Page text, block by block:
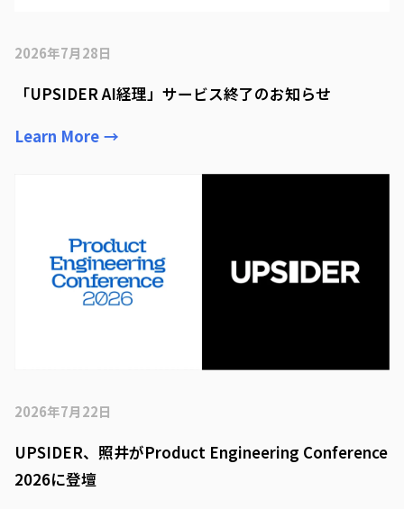
2026年7月28日
「UPSIDER AI経理」サービス終了のお知らせ
Learn More →
2026年7月22日
UPSIDER、照井がProduct Engineering Conference
2026に登壇